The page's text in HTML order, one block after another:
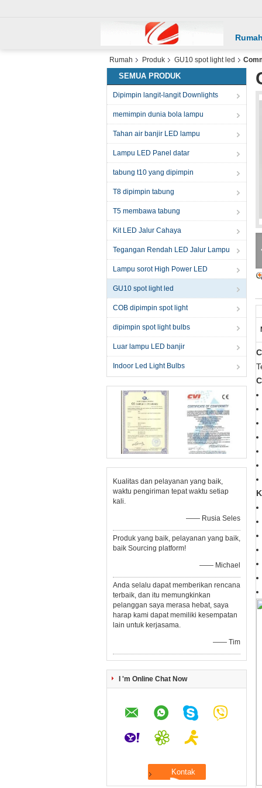
Rumah Produk GU10 spot light led
SEMUA PRODUK
Dipimpin langit-langit Downlights
memimpin dunia bola lampu
Tahan air banjir LED lampu
Lampu LED Panel datar
tabung t10 yang dipimpin
T8 dipimpin tabung
T5 membawa tabung
Kit LED Jalur Cahaya
Tegangan Rendah LED Jalur Lampu
Lampu sorot High Power LED
GU10 spot light led
COB dipimpin spot light
dipimpin spot light bulbs
Luar lampu LED banjir
Indoor Led Light Bulbs
Kualitas dan pelayanan yang baik,
waktu pengiriman tepat waktu setiap
kali.
—— Rusia Seles
Produk yang baik, pelayanan yang baik,
baik Sourcing platform!
—— Michael
Anda selalu dapat memberikan rencana
terbaik, dan itu memungkinkan
pelanggan saya merasa hebat, saya
harap kami dapat memiliki kesempatan
lain untuk kerjasama.
—— Tim
I 'm Online Chat Now